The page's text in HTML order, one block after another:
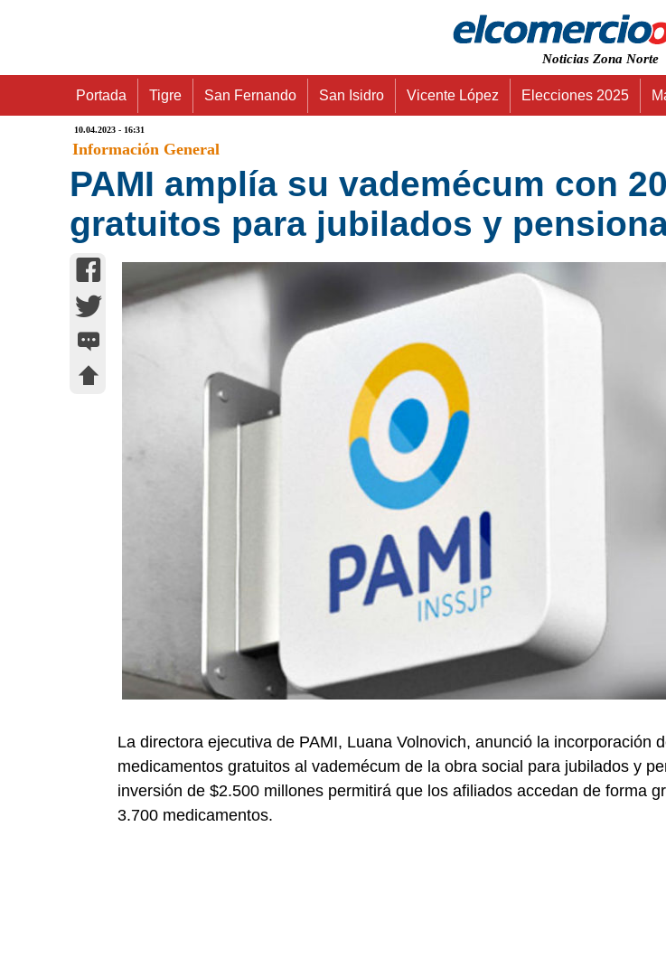
Noticias Zona Norte
Portada Tigre San Fernando San Isidro Vicente López Elecciones 2025
10.04.2023 - 16:31
Información General
PAMI amplía su vademécum con
gratuitos para jubilados y
La directora ejecutiva de PAMI, Luana Volnovich, anunció la incorporación
medicamentos gratuitos al vademécum de la obra social para jubilados y
inversión de $2.500 millones permitirá que los afiliados accedan de forma
3.700 medicamentos.